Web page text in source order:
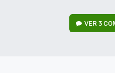
VER3